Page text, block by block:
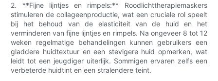
2. **Fijne lijntjes en rimpels:** Roodlichttherapiemaskers
stimuleren de collageenproductie, wat een cruciale rol speelt
bij het behoud van de elasticiteit van de huid en het
verminderen van fijne lijntjes en rimpels. Na ongeveer 8 tot 12
weken regelmatige behandelingen kunnen gebruikers een
gladdere huidtextuur en een stevigere huid opmerken, wat
leidt tot een jeugdiger uiterlijk. Sommigen ervaren zelfs een
verbeterde huidtint en een stralendere teint.